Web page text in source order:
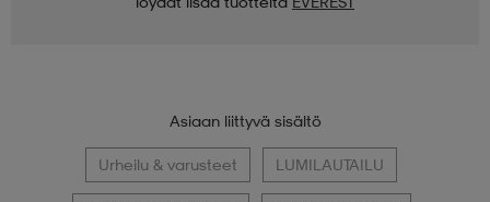
Asiaan liittyvä sisältö
Urheilu & varusteet LUMILAUTAILU